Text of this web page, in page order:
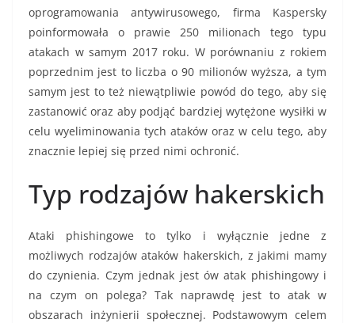
oprogramowania antywirusowego, firma Kaspersky
poinformowała o prawie 250 milionach tego typu
atakach w samym 2017 roku. W porównaniu z rokiem
poprzednim jest to liczba o 90 milionów wyższa, a tym
samym jest to też niewątpliwie powód do tego, aby się
zastanowić oraz aby podjąć bardziej wytężone wysiłki w
celu wyeliminowania tych ataków oraz w celu tego, aby
znacznie lepiej się przed nimi ochronić.
Typ rodzajów hakerskich
Ataki phishingowe to tylko i wyłącznie jedne z
możliwych rodzajów ataków hakerskich, z jakimi mamy
do czynienia. Czym jednak jest ów atak phishingowy i
na czym on polega? Tak naprawdę jest to atak w
obszarach inżynierii społecznej. Podstawowym celem